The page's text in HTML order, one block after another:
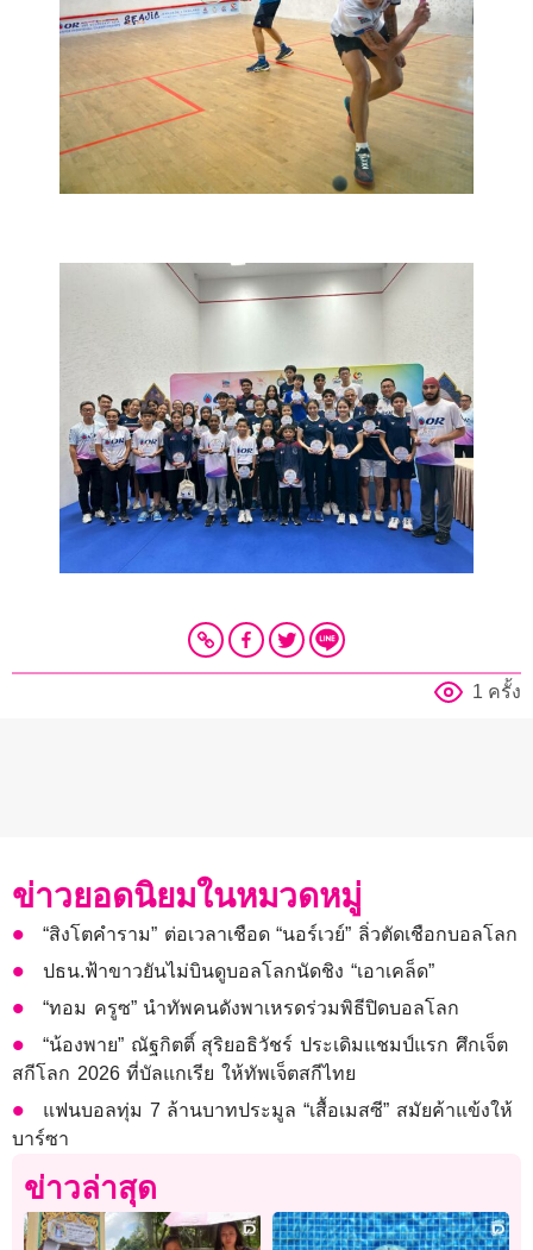
1 ครั้ง
ข่าวยอดนิยมในหมวดหมู่
“สิงโตคำราม” ต่อเวลาเชือด “นอร์เวย์” ลิ่วตัดเชือกบอลโลก
ปธน.ฟ้าขาวยันไม่บินดูบอลโลกนัดชิง “เอาเคล็ด”
“ทอม ครูซ” นำทัพคนดังพาเหรดร่วมพิธีปิดบอลโลก
“น้องพาย” ณัฐกิตติ์ สุริยอธิวัชร์ ประเดิมแชมป์แรก ศึกเจ็ต
สกีโลก 2026 ที่บัลแกเรีย ให้ทัพเจ็ตสกีไทย
แฟนบอลทุ่ม 7 ล้านบาทประมูล “เสื้อเมสซี” สมัยค้าแข้งให้
บาร์ซา
ข่าวล่าสุด